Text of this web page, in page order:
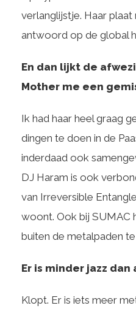
verlanglijstje. Haar
antwoord op de global
En dan lijkt de
Mother me een
Ik had haar heel graag
dingen te doen in de
inderdaad ook
DJ Haram is ook
van Irreversible
woont. Ook bij SUMAC
buiten de metalpaden
Er is minder jazz
Klopt. Er is iets meer